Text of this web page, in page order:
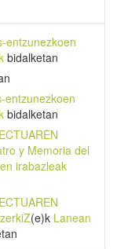
entzunezkoen
bidalketan
entzunezkoen
bidalketan
y Memoria del
irabazleak
(e)k Lanean